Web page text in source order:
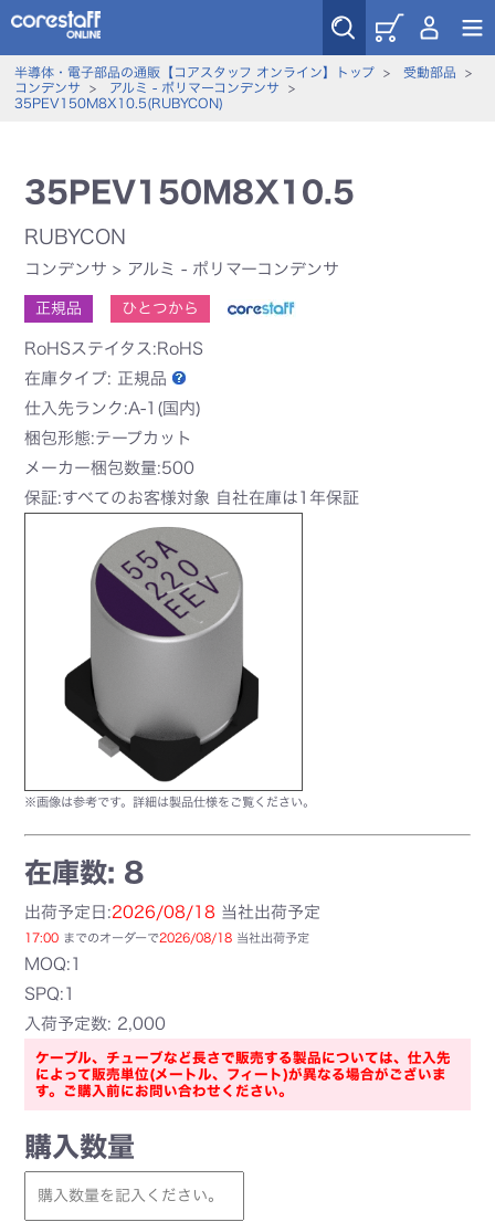
半導体・電子部品の通販【コアスタッフ オンライン】トップ> 受動部品 >
コンデンサ > アルミ - ポリマーコンデンサ >
35PEV150M8X10.5(RUBYCON)
35PEV150M8X10.5
RUBYCON
コンデンサ > アルミ - ポリマーコンデンサ
正規品 ひとつから
RoHSステイタス:RoHS
在庫タイプ: 正規品
仕入先ランク:A-1(国内)
梱包形態:テープカット
メーカー梱包数量:500
保証:すべてのお客様対象 自社在庫は1年保証
※画像は参考です。詳細は製品仕様をご覧ください。
在庫数: 8
出荷予定日:2026/08/18 当社出荷予定
17:00 までのオーダーで2026/08/18 当社出荷予定
MOQ:1
SPQ:1
入荷予定数: 2,000
ケーブル、チューブなど長さで販売する製品については、仕入先
によって販売単位(メートル、フィート)が異なる場合がございま
す。ご購入前にお問い合わせください。
購入数量